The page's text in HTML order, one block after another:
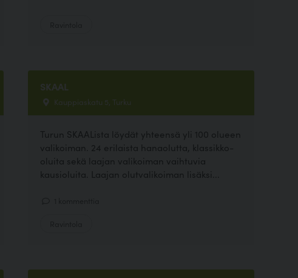
SKAAL
Kauppiaskatu 5, Turku
Turun SKAALista löydät yhteensä yli 100 olueen
valikoiman. 24 erilaista hanaolutta, klassikko-
oluita sekä laajan valikoiman vaihtuvia
kausioluita. Laajan olutvalikoiman lisäksi...